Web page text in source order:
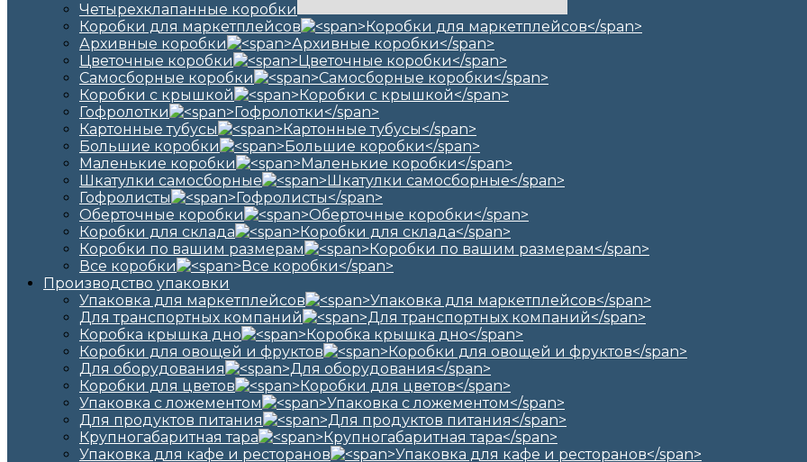
Четырехклапанные коробки
Коробки для маркетплейсов
Архивные коробки
Цветочные коробки
Самосборные коробки
Коробки с крышкой
Гофролотки
Картонные тубусы
Большие коробки
Маленькие коробки
Шкатулки самосборные
Гофролисты
Оберточные коробки
Коробки для склада
Коробки по вашим размерам
Все коробки
Производство упаковки
Упаковка для маркетплейсов
Для транспортных компаний
Коробка крышка дно
Коробки для овощей и фруктов
Для оборудования
Коробки для цветов
Упаковка с ложементом
Для продуктов питания
Крупногабаритная тара
Упаковка для кафе и ресторанов